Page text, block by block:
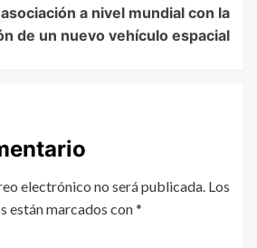
a nivel mundial con la
de un nuevo vehículo espacial
electrónico no será publicada. Los
están marcados con*